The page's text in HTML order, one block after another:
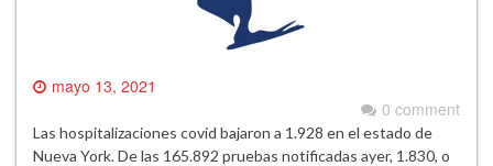
mayo 13, 2021
0 comment
Las hospitalizaciones covid bajaron a 1.928 en el estado de
Nueva York. De las 165.892 pruebas notificadas ayer, 1.830, o